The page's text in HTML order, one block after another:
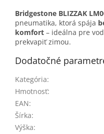
Bridgestone BLIZZAK
pneumatika, ktorá spája
komfort – ideálna pre
prekvapiť zimou.
Dodatočné
Kategória:
Hmotnosť:
EAN:
Šírka:
Výška: